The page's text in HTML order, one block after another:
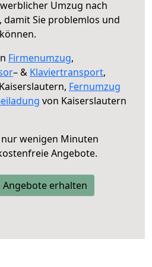
Umzug nach
, damit Sie problemlos und
Firmenumzug,
– & Klaviertransport,
Fernumzug
von Kaiserslautern
wenigen Minuten
Angebote.
Angebote erhalten